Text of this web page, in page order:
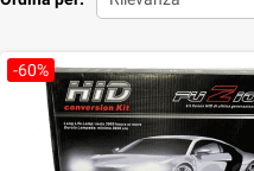
spazio nel faro, profondità
Canbus o professionale.
-60%